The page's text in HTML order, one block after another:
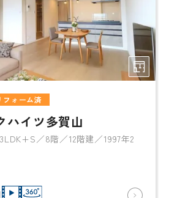
フォーム済
ハイツ多賀山
／8階／12階建／1997年2